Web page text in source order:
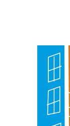
Webgune
fitxategiak
baliatzen gara.
erabiltzeko